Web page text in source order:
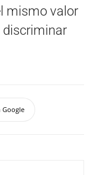
mismo valor
discriminar
Google